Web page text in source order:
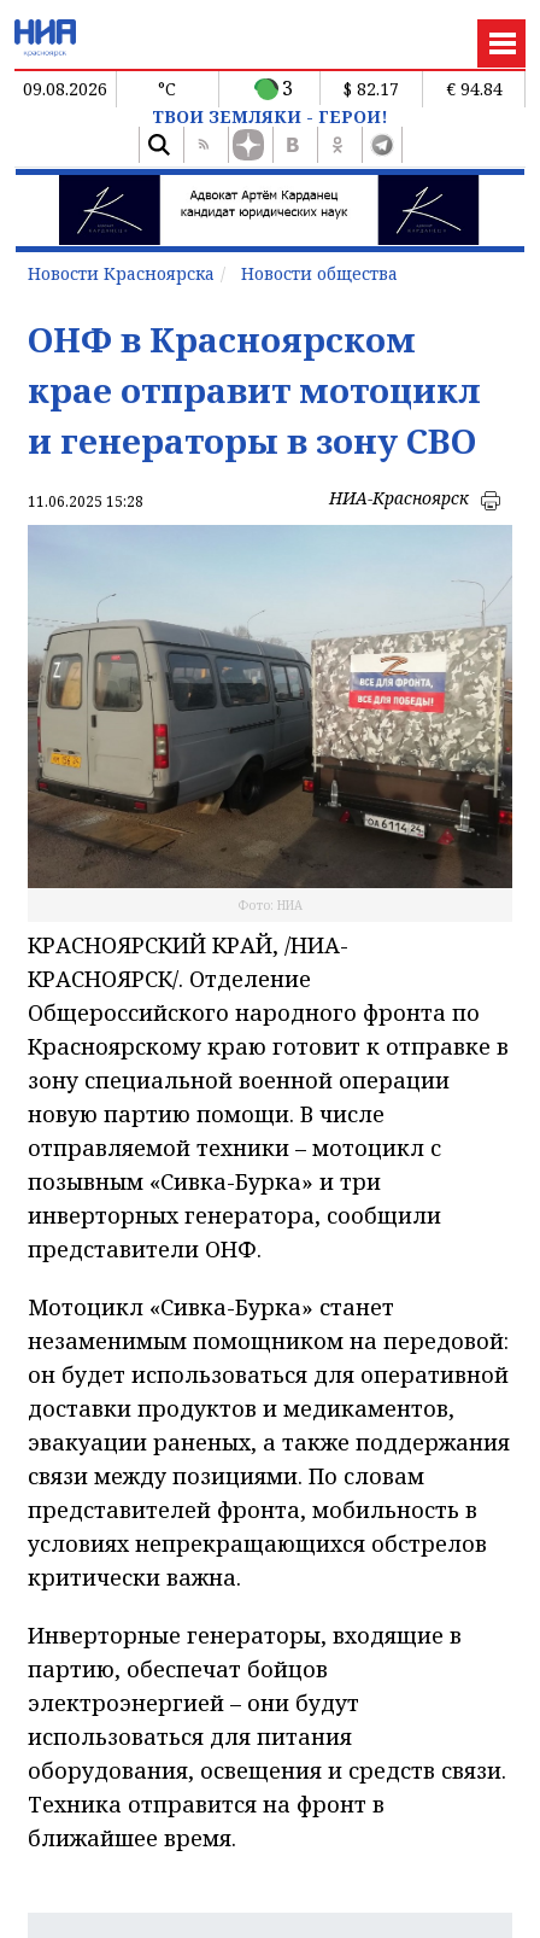
09.08.2026 °C 3 $ 82.17
€ 94.84
ТВОИ ЗЕМЛЯКИ - ГЕРОИ!
Новости Красноярска Новости общества
ОНФ в Красноярском
крае отправит мотоцикл
и генераторы в зону СВО
11.06.2025 15:28 НИА-Красноярск
Фото: НИА
КРАСНОЯРСКИЙ КРАЙ, /НИА-
КРАСНОЯРСК/. Отделение
Общероссийского народного фронта по
Красноярскому краю готовит к отправке в
зону специальной военной операции
новую партию помощи. В числе
отправляемой техники – мотоцикл с
позывным «Сивка-Бурка» и три
инверторных генератора, сообщили
представители ОНФ.
Мотоцикл «Сивка-Бурка» станет
незаменимым помощником на передовой:
он будет использоваться для оперативной
доставки продуктов и медикаментов,
эвакуации раненых, а также поддержания
связи между позициями. По словам
представителей фронта, мобильность в
условиях непрекращающихся обстрелов
критически важна.
Инверторные генераторы, входящие в
партию, обеспечат бойцов
электроэнергией – они будут
использоваться для питания
оборудования, освещения и средств связи.
Техника отправится на фронт в
ближайшее время.